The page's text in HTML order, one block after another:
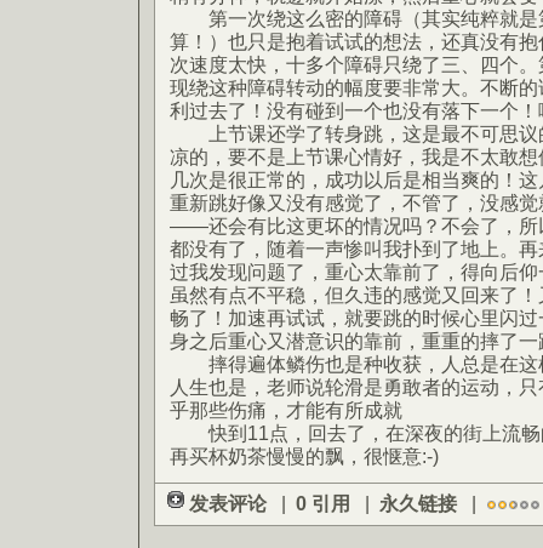
第一次绕这么密的障碍（其实纯粹就是
算！）也只是抱着试试的想法，还真没有
次速度太快，十多个障碍只绕了三、四个
现绕这种障碍转动的幅度要非常大。不断
利过去了！没有碰到一个也没有落下一个！
上节课还学了转身跳，这是最不可思议
凉的，要不是上节课心情好，我是不太敢
几次是很正常的，成功以后是相当爽的！
重新跳好像又没有感觉了，不管了，没感
——还会有比这更坏的情况吗？不会了，所
都没有了，随着一声惨叫我扑到了地上。
过我发现问题了，重心太靠前了，得向后
虽然有点不平稳，但久违的感觉又回来了
畅了！加速再试试，就要跳的时候心里闪
身之后重心又潜意识的靠前，重重的摔了
摔得遍体鳞伤也是种收获，人总是在这
人生也是，老师说轮滑是勇敢者的运动，
乎那些伤痛，才能有所成就
快到11点，回去了，在深夜的街上流畅
再买杯奶茶慢慢的飘，很惬意:-)
发表评论 | 0 引用 | 永久链接 |